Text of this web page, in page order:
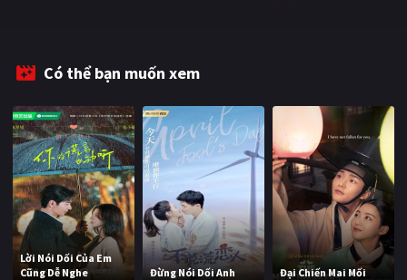
Có thể bạn muốn xem
Lời Nói Dối Của Em
Cũng Dễ Nghe
Đừng Nói Dối Anh Đại Chiến Mai Mối